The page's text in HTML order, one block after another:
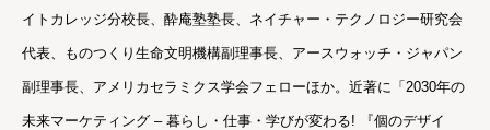
イトカレッジ分校長、酔庵塾塾長、ネイチャー・テクノロジー研究会
代表、ものつくり生命文明機構副理事長、アースウォッチ・ジャパン
副理事長、アメリカセラミクス学会フェローほか。近著に「2030年の
未来マーケティング – 暮らし・仕事・学びが変わる! 『個のデザイ